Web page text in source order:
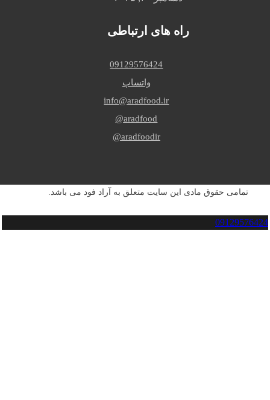
راه های ارتباطی
09129576424
واتساپ
info@aradfood.ir
aradfood@
aradfoodir@
تمامی حقوق مادی این سایت متعلق به آراد فود می باشد.
09129576424